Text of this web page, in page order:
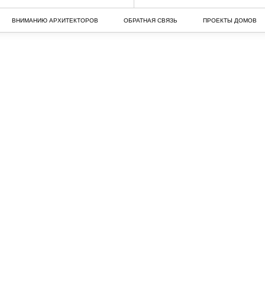
ВНИМАНИЮ АРХИТЕКТОРОВ ОБРАТНАЯ СВЯЗЬ ПРОЕКТЫ ДОМОВ